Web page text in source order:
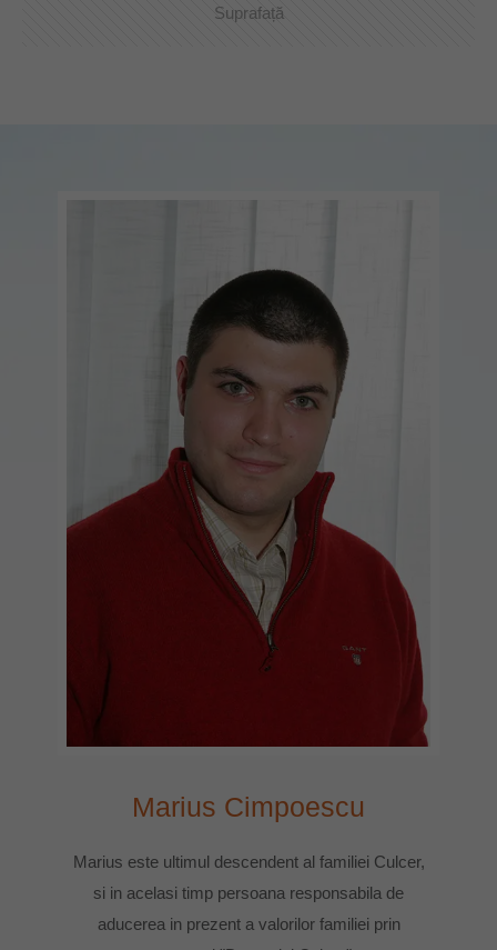
Suprafață
Marius Cimpoescu
Marius este ultimul descendent al familiei Culcer,
si in acelasi timp persoana responsabila de
aducerea in prezent a valorilor familiei prin